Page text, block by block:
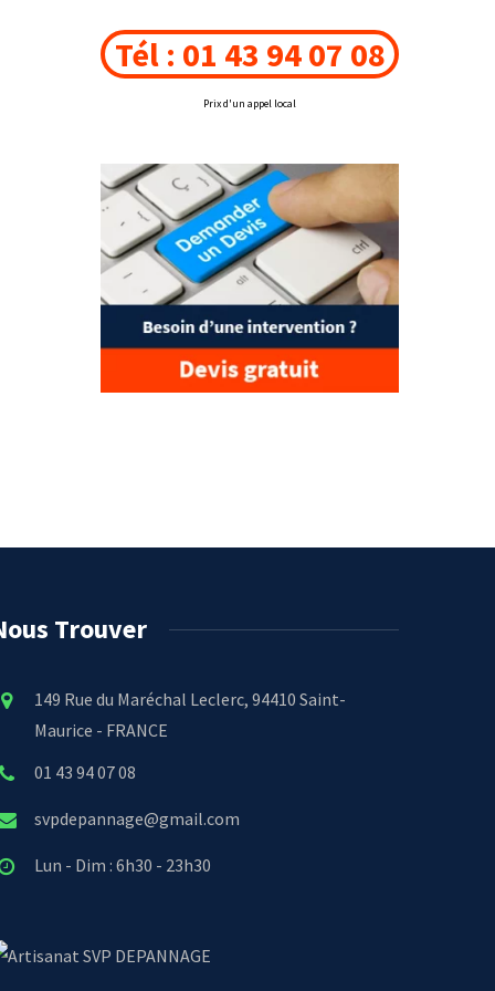
Tél : 01 43 94 07 08
Prix d'un appel local
Trouver
149 Rue du Maréchal Leclerc, 94410 Saint-
Maurice - FRANCE
01 43 94 07 08
svpdepannage@gmail.com
Lun - Dim : 6h30 - 23h30
SVP DEPANNAGE